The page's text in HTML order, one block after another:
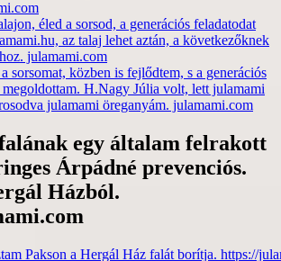
éled a sorsod, a generációs feladatodat
az talaj lehet aztán, a következőknek
julamami.com
sorsomat, közben is fejlődtem, s a generációs
megoldottam. H.Nagy Júlia volt, lett julamami
julamami öreganyám. julamami.com
egy általam felrakott
Árpádné prevenciós.
Házból.